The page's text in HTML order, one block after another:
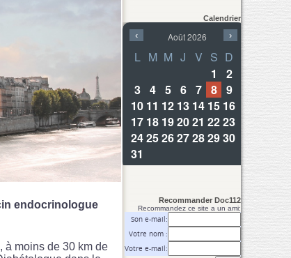
endocrinologue
à moins de 30 km de
Calendrier
Recommander Doc112
Recommandez ce site a un ami:
Son e-mail:
Votre nom :
Votre e-mail: